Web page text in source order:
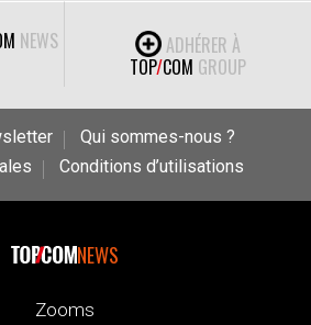
NEWS
ADHÉRER À
TOP/COM GROUP
Qui sommes-nous ?
Conditions d’utilisations
NEWS
Zooms